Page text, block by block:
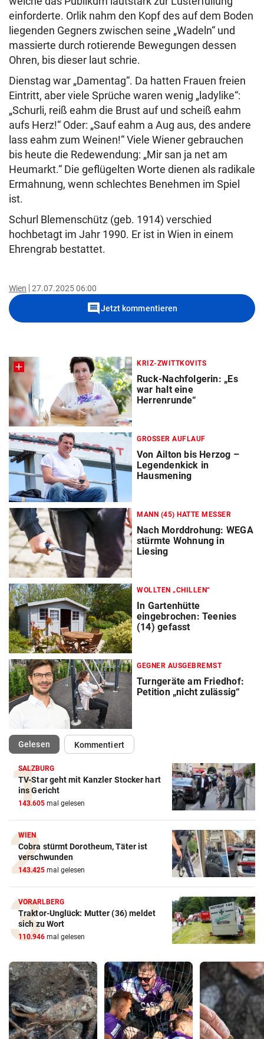
einforderte. Orlik nahm den Kopf des auf dem Boden
liegenden Gegners zwischen seine „Wadeln“ und
massierte durch rotierende Bewegungen dessen
Ohren, bis dieser laut schrie.
Dienstag war „Damentag“. Da hatten Frauen freien
Eintritt, aber viele Sprüche waren wenig „ladylike“:
„Schurli, reiß eahm die Brust auf und scheiß eahm
aufs Herz!“ Oder: „Sauf eahm a Aug aus, des andere
lass eahm zum Weinen!“ Viele Wiener gebrauchen
bis heute die Redewendung: „Mir san ja net am
Heumarkt.“ Die geflügelten Worte dienen als radikale
Ermahnung, wenn schlechtes Benehmen im Spiel
ist.
Schurl Blemenschütz (geb. 1914) verschied
hochbetagt im Jahr 1990. Er ist in Wien in einem
Ehrengrab bestattet.
Wien 27.07.2025 06:00
commentJetzt kommentieren
KRIZ-ZWITTKOVITS
Ruck-Nachfolgerin: „Es
war halt eine
Herrenrunde“
GROSSER AUFLAUF
Von Ailton bis Herzog –
Legendenkick in
Hausmening
MANN (45) HATTE MESSER
Nach Morddrohung: WEGA
stürmte Wohnung in
Liesing
WOLLTEN „CHILLEN“
In Gartenhütte
eingebrochen: Teenies
(14) gefasst
GEGNER AUSGEBREMST
Turngeräte am Friedhof:
Petition „nicht zulässig“
Gelesen(ausgewählt)Kommentiert
SALZBURG
TV-Star geht mit Kanzler Stocker hart
ins Gericht
143.605 mal gelesen
WIEN
Cobra stürmt Dorotheum, Täter ist
verschwunden
143.425 mal gelesen
VORARLBERG
Traktor-Unglück: Mutter (36) meldet
sich zu Wort
110.946 mal gelesen